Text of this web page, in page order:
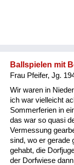
seine Möbel. Und
Ballspielen mit
Frau Pfeifer, Jg.
Wir waren in
ich war vielleicht
Sommerferien in
das war so quasi
Vermessung
sind, wo er gerade
gehabt, die
der Dorfwiese